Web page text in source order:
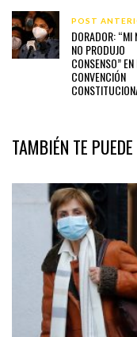
POST
DORADOR: “MI
NO PRODUJO
CONSENSO”
CONVENCIÓN
TAMBIÉN TE